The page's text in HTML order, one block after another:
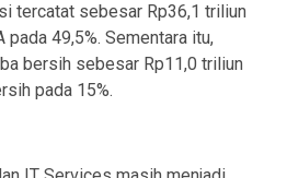
tercatat sebesar Rp36,1 triliun
pada 49,5%. Sementara itu,
bersih sebesar Rp11,0 triliun
pada 15%.